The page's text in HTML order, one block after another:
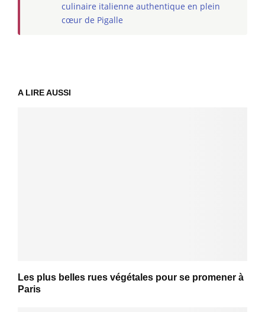
culinaire italienne authentique en plein
cœur de Pigalle
A LIRE AUSSI
Les plus belles rues végétales pour se promener à
Paris